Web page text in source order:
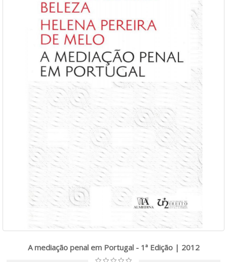
A mediação penal em Portugal - 1ª Edição | 2012